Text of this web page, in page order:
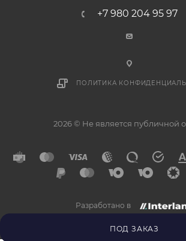
ПОД ЗАКАЗ
+7 980 204 95 97
ПОЛИТИКА
2026 © Не является публичной
Разработано в
Напишите нам в
Telegram